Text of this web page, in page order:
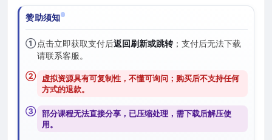
赞助须知
①点击立即获取支付后返回刷新或跳转；支付后无法下载
请联系客服。
② 虚拟资源具有可复制性，不懂可询问；购买后不支持任何
方式的退款。
③ 部分课程无法直接分享，已压缩处理，需下载后解压使
用。